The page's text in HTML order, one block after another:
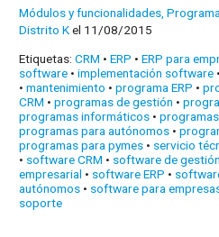
Módulos y funcionalidades ,
Distrito Kel 11/08/2015
Etiquetas:CRM •ERP •ERP para
software •implementación software
•mantenimiento •programa ERP •
CRM •programas de gestión •
programas informáticos •
programas para autónomos •
programas para pymes • servicio
• software CRM • software de
empresarial • software ERP •
autónomos • software para
soporte